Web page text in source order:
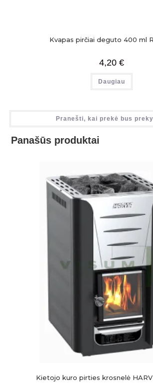
Kvapas pirčiai deguto 400 ml
4,20 €
Daugiau
Pranešti, kai prekė bus
Panašūs produktai
Kietojo kuro pirties krosnelė